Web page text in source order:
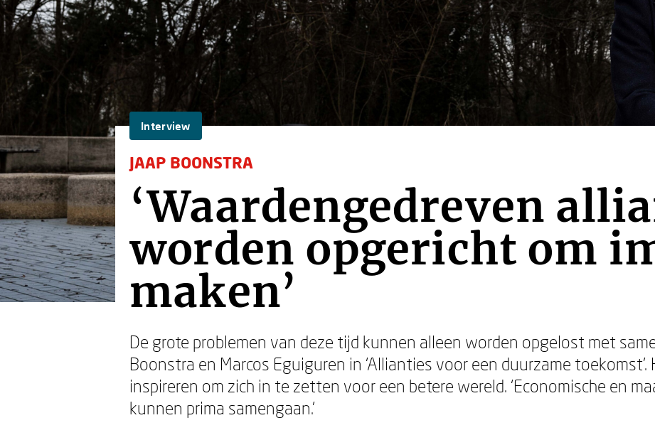
Interview
JAAP BOONSTRA
‘Waardengedreven
worden opgericht om
maken’
De grote problemen van deze tijd kunnen alleen worden opgelost met
Boonstra en Marcos Eguiguren in ‘Allianties voor een duurzame
inspireren om zich in te zetten voor een betere wereld. ‘Economische en
kunnen prima samengaan.’